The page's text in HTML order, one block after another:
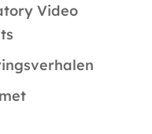
Video